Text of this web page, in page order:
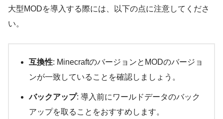
大型MODを導入する際には、以下の点に注意してくださ
い。
互換性: MinecraftのバージョンとMODのバージョ
ンが一致していることを確認しましょう。
バックアップ: 導入前にワールドデータのバック
アップを取ることをおすすめします。